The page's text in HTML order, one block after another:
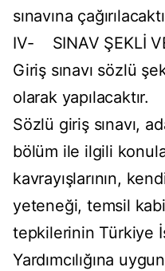
sınavına
IV- SINAV ŞEKLİ
Giriş sınavı sözlü
olarak yapılacaktır.
Sözlü giriş sınavı,
bölüm ile ilgili
kavrayışlarının,
yeteneği, temsil
tepkilerinin Türkiye
Yardımcılığına